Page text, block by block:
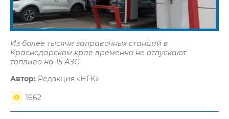
Из более тысячи заправочных станций в
Краснодарском крае временно не отпускают
топливо на 15 АЗС
Автор: Редакция «НГК»
1662